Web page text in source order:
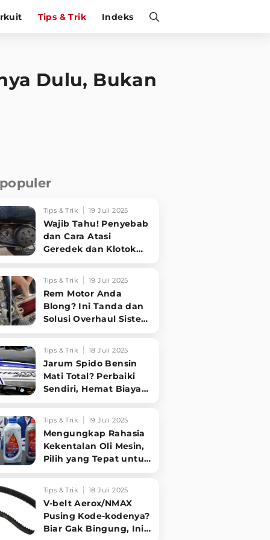
Tips & Trik Indeks
Dulu, Bukan
Tips & Trik 19 Juli 2025
Wajib Tahu! Penyebab
dan Cara Atasi
Geredek dan Klotok
Sampai Tuntas
Tips & Trik 19 Juli 2025
Rem Motor Anda
Blong? Ini Tanda dan
Solusi Overhaul Sistem
Tips & Trik 18 Juli 2025
Jarum Spido Bensin
Mati Total? Perbaiki
Sendiri, Hemat Biaya
Tips & Trik 19 Juli 2025
Mengungkap Rahasia
Kekentalan Oli Mesin,
Pilih yang Tepat untuk
Motormu!
Tips & Trik 18 Juli 2025
V-belt Aerox/NMAX
Pusing Kode-kodenya?
Biar Gak Bingung, Ini